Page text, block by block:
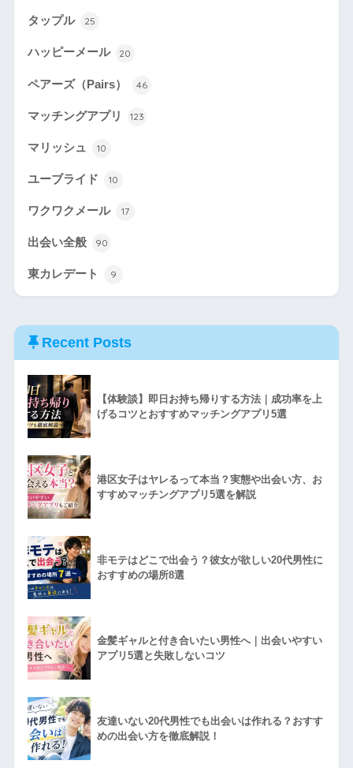
タップル 25
ハッピーメール 20
ペアーズ（Pairs） 46
マッチングアプリ 123
マリッシュ 10
ユーブライド 10
ワクワクメール 17
出会い全般 90
東カレデート 9
Recent Posts
【体験談】即日お持ち帰りする方法｜成功率を上
げるコツとおすすめマッチングアプリ5選
港区女子はヤレるって本当？実態や出会い方、お
すすめマッチングアプリ5選を解説
非モテはどこで出会う？彼女が欲しい20代男性に
おすすめの場所8選
金髪ギャルと付き合いたい男性へ｜出会いやすい
アプリ5選と失敗しないコツ
友達いない20代男性でも出会いは作れる？おすす
めの出会い方を徹底解説！